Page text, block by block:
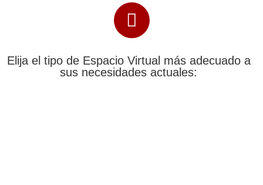
Elija el tipo de Espacio Virtual más adecuado a
sus necesidades actuales: